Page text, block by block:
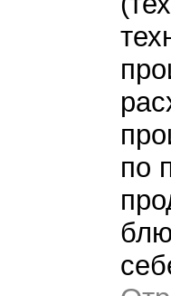
по